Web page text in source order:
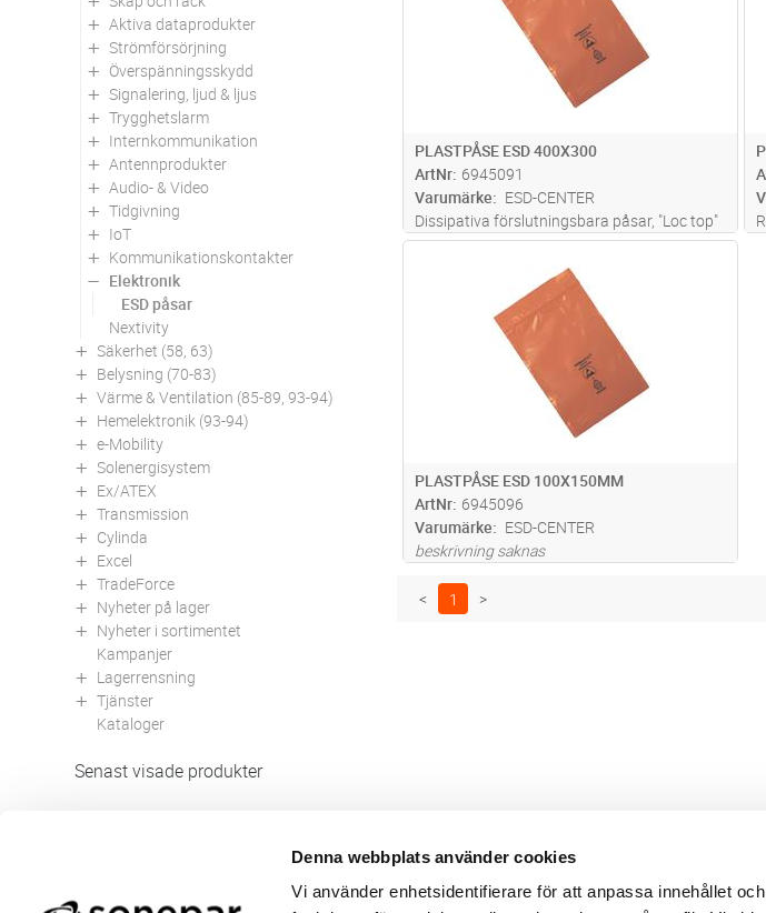
Denna webbplats använder cookies
Vi använder enhetsidentifierare för att anpassa innehållet
Aktiva dataprodukter
Strömförsörjning
Överspänningsskydd
Signalering, ljud & ljus
Trygghetslarm
Internkommunikation
Antennprodukter
Audio- & Video
Tidgivning
IoT
Kommunikationskontakter
Elektronik
ESD påsar
Nextivity
Säkerhet (58, 63)
Belysning (70-83)
Värme & Ventilation (85-89, 93-94)
Hemelektronik (93-94)
e-Mobility
Solenergisystem
Ex/ATEX
Transmission
Cylinda
Excel
TradeForce
Nyheter på lager
Nyheter i sortimentet
Kampanjer
Lagerrensning
Tjänster
Kataloger
Senast visade produkter
PLASTPÅSE ESD 400X300
ArtNr 6945091
Varumärke
ESD-CENTER
Dissipativa förslutningsbara påsar, "Loc top"
Om påsarna ska användas för ESD-känsliga
produkter måste de endast användas inom
EPA. • Tillverkad av lågladdande polyeten. •
Tryckt med varningssym
...läs mer
Lägg i kundvagn
PLASTPÅSE ESD 100X150MM
ArtNr 6945096
Varumärke
ESD-CENTER
beskrivning saknas
< 1 >
Felanmälan
Användarvillkor